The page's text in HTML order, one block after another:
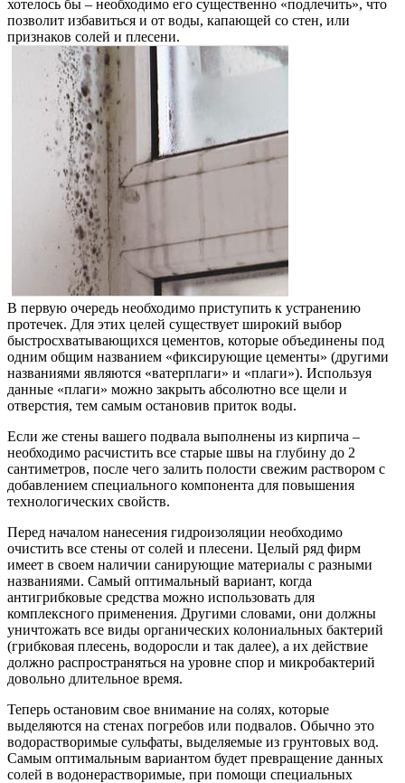
хотелось бы – необходимо его существенно «подлечить», что
позволит избавиться и от воды, капающей со стен, или
признаков солей и плесени.
В первую очередь необходимо приступить к устранению
протечек. Для этих целей существует широкий выбор
быстросхватывающихся цементов, которые объединены под
одним общим названием «фиксирующие цементы» (другими
названиями являются «ватерплаги» и «плаги»). Используя
данные «плаги» можно закрыть абсолютно все щели и
отверстия, тем самым остановив приток воды.
Если же стены вашего подвала выполнены из кирпича –
необходимо расчистить все старые швы на глубину до 2
сантиметров, после чего залить полости свежим раствором с
добавлением специального компонента для повышения
технологических свойств.
Перед началом нанесения гидроизоляции необходимо
очистить все стены от солей и плесени. Целый ряд фирм
имеет в своем наличии санирующие материалы с разными
названиями. Самый оптимальный вариант, когда
антигрибковые средства можно использовать для
комплексного применения. Другими словами, они должны
уничтожать все виды органических колониальных бактерий
(грибковая плесень, водоросли и так далее), а их действие
должно распространяться на уровне спор и микробактерий
довольно длительное время.
Теперь остановим свое внимание на солях, которые
выделяются на стенах погребов или подвалов. Обычно это
водорастворимые сульфаты, выделяемые из грунтовых вод.
Самым оптимальным вариантом будет превращение данных
солей в водонерастворимые, при помощи специальных